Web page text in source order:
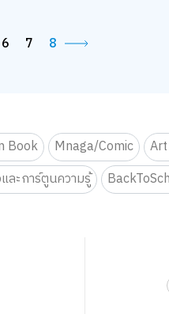
6 7 8
Book Mnaga/Comic
ละการ์ตูนความรู้